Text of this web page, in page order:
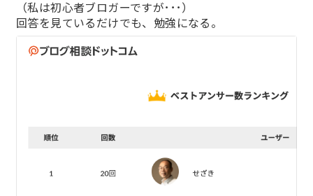
（私は初心者ブロガーですが･･･）
回答を見ているだけでも、勉強になる。